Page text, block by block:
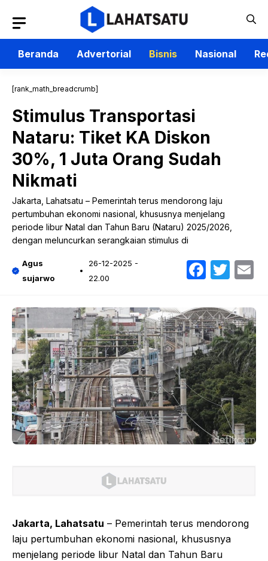
isi
Beranda
Advertorial Bisnis Nasional
[rank_math_breadcrumb]
Stimulus Transportasi
Nataru: Tiket KA Diskon
30%, 1 Juta Orang Sudah
Nikmati
Jakarta, Lahatsatu – Pemerintah terus mendorong laju
pertumbuhan ekonomi nasional, khususnya menjelang
periode libur Natal dan Tahun Baru (Nataru) 2025/2026,
dengan meluncurkan serangkaian stimulus di
Agus
sujarwo
26-12-2025 -
22.00
Jakarta, Lahatsatu – Pemerintah terus mendorong
laju pertumbuhan ekonomi nasional, khususnya
menjelang periode libur Natal dan Tahun Baru